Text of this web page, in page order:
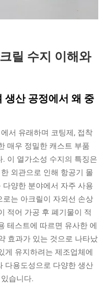
릴 수지 이해와
생산 공정에서 왜 중
서 유래하며 코팅제, 접착
매우 정밀한 캐스트 부품
이 열가소성 수지의 특징은
외관으로 인해 항공기 몰
양한 분야에서 자주 사용
는 아크릴이 자외선 손상
적어 가공 후 폐기물이 적
테스트에 따르면 유사한 에
효과가 있는 것으로 나타났
게 유지하려는 제조업체에
다용도성으로 다양한 생산
습니다.